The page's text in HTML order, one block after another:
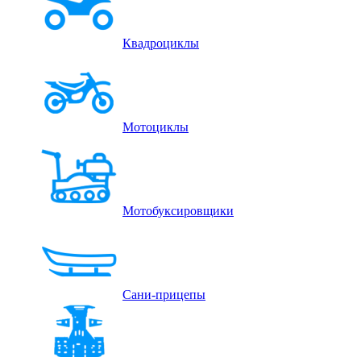
Квадроциклы
Мотоциклы
Мотобуксировщики
Сани-прицепы